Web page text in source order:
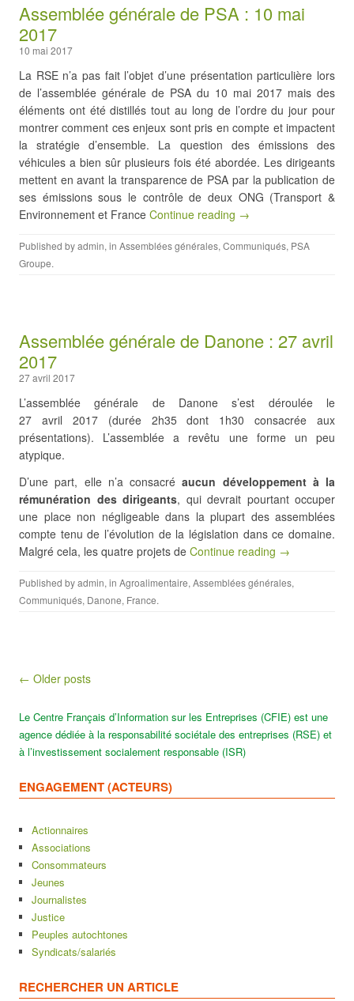
Assemblée générale de PSA : 10 mai
2017
10 mai 2017
La RSE n’a pas fait l’objet d’une présentation particulière lors
de l’assemblée générale de PSA du 10 mai 2017 mais des
éléments ont été distillés tout au long de l’ordre du jour pour
montrer comment ces enjeux sont pris en compte et impactent
la stratégie d’ensemble. La question des émissions des
véhicules a bien sûr plusieurs fois été abordée. Les dirigeants
mettent en avant la transparence de PSA par la publication de
ses émissions sous le contrôle de deux ONG (Transport &
Environnement et France Continue reading →
Published byadmin, in Assemblées générales, Communiqués, PSA
Groupe.
Assemblée générale de Danone : 27 avril
2017
27 avril 2017
L’assemblée générale de Danone s’est déroulée le
27 avril 2017 (durée 2h35 dont 1h30 consacrée aux
présentations). L’assemblée a revêtu une forme un peu
atypique.
D’une part, elle n’a consacréaucun développement à la
rémunération des dirigeants, qui devrait pourtant occuper
une place non négligeable dans la plupart des assemblées
compte tenu de l’évolution de la législation dans ce domaine.
Malgré cela, les quatre projets de Continue reading →
Published byadmin, in Agroalimentaire, Assemblées générales,
Communiqués, Danone, France.
Post navigation
← Older posts
Le Centre Français d’Information sur les Entreprises (CFIE) est une
agence dédiée à la responsabilité sociétale des entreprises (RSE) et
à l’investissement socialement responsable (ISR)
ENGAGEMENT (ACTEURS)
Actionnaires
Associations
Consommateurs
Jeunes
Journalistes
Justice
Peuples autochtones
Syndicats/salariés
RECHERCHER UN ARTICLE